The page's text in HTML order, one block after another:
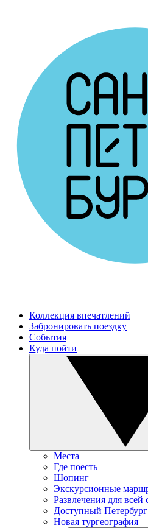
Коллекция впечатлений
Забронировать поездку
События
Куда пойти
Места
Где поесть
Шопинг
Экскурсионные
Развлечения для всей
Доступный Петербург
Новая тургеография